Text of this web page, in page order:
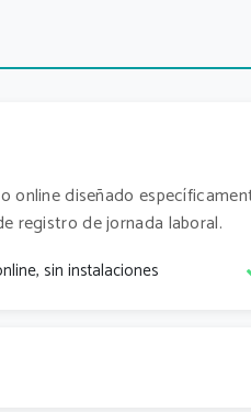
online diseñado
registro de jornada laboral.
sin instalaciones